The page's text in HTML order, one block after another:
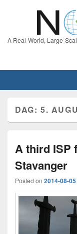
A Real-World, Large-
DAG: 5.
A third ISP
Stavanger
Posted on 2014-08-05